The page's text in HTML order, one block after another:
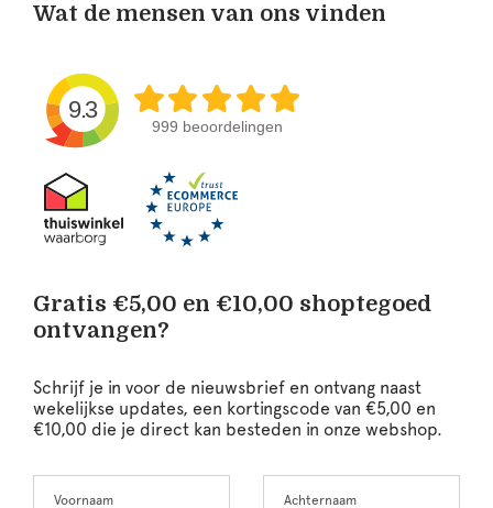
Wat de mensen van ons vinden
9.3
999 beoordelingen
Gratis €5,00 en €10,00 shoptegoed
ontvangen?
Schrijf je in voor de nieuwsbrief en ontvang naast
wekelijkse updates, een kortingscode van €5,00 en
€10,00 die je direct kan besteden in onze webshop.
this